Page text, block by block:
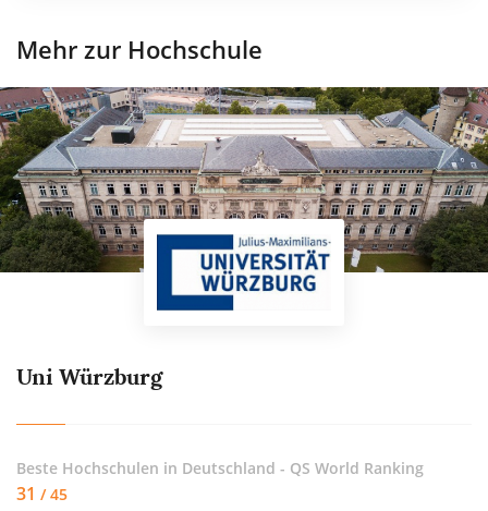
Mehr zur Hochschule
Uni Würzburg
Beste Hochschulen in Deutschland - QS World Ranking
31 / 45